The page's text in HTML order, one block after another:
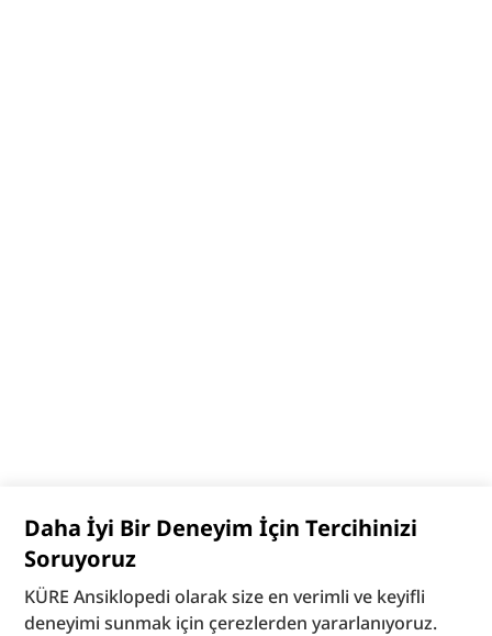
Daha İyi Bir Deneyim İçin Tercihinizi
Soruyoruz
KÜRE Ansiklopedi olarak size en verimli ve keyifli
deneyimi sunmak için çerezlerden yararlanıyoruz.